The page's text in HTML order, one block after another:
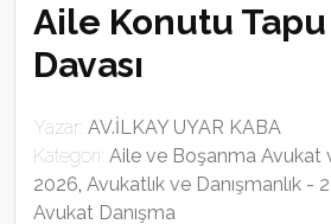
Aile Konutu
Davası
Yazar: AV.İLKAY UYAR KABA
Kategori: Aile ve Boşanma Avukat
2026, Avukatlık ve Danışmanlık -
Avukat Danışma